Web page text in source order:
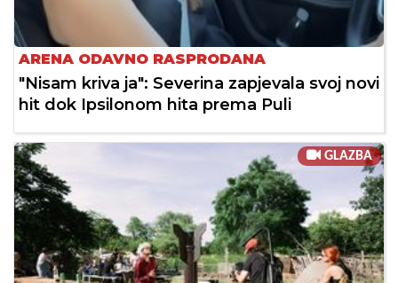
ARENA ODAVNO RASPRODANA
"Nisam kriva ja": Severina zapjevala svoj novi
hit dok Ipsilonom hita prema Puli
GLAZBA